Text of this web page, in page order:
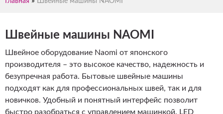
Швейные машины NAOMI
Швейное оборудование Naomi от японского
производителя – это высокое качество, надежность и
безупречная работа. Бытовые швейные машины
подходят как для профессиональных швей, так и для
новичков. Удобный и понятный интерфейс позволит
быстро разобраться с управлением машинкой. LED